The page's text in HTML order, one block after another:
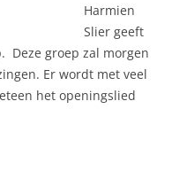
Harmien
Slier geeft
Deze groep zal morgen
Er wordt met veel
het openingslied